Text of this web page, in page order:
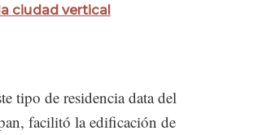
ciudad vertical
tipo de residencia data del
facilitó la edificación de